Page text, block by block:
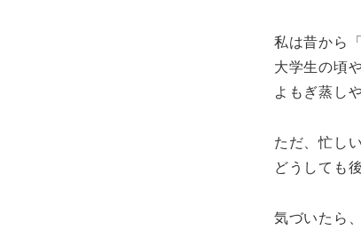
私は昔から
大学生の頃
よもぎ蒸し
ただ、忙し
どうしても
気づいたら、